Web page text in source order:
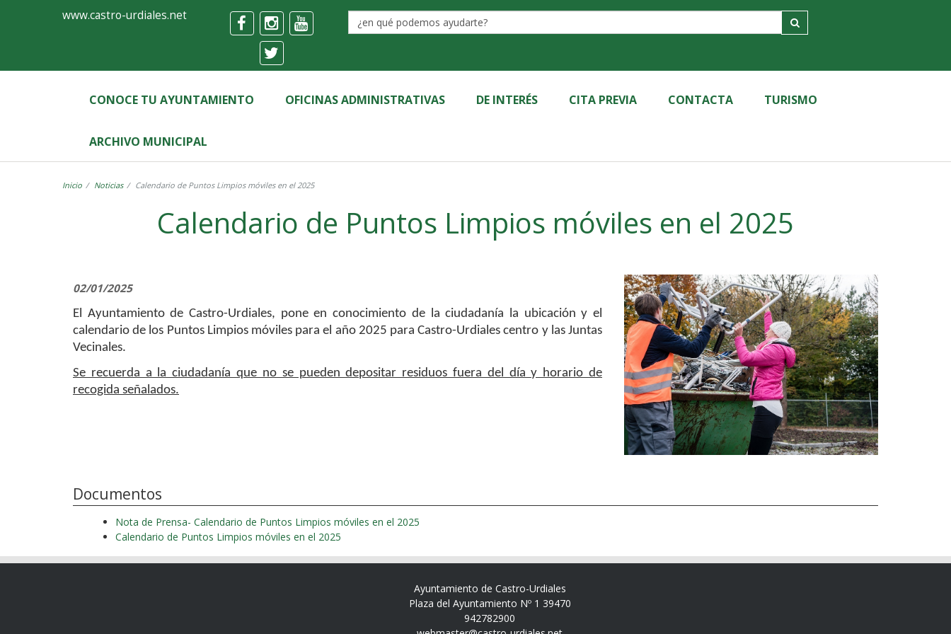
FormularioAyuntamiento
Castro-
Urdiales
www.castro-urdiales.net
CONOCE TU AYUNTAMIENTO OFICINAS ADMINISTRATIVAS DE INTERÉS CITA PREVIA CONTACTA TURISMO
ARCHIVO MUNICIPAL
Inicio Noticias Calendario de Puntos Limpios móviles en el 2025
Calendario de Puntos Limpios móviles en el 2025
02/01/2025
El Ayuntamiento de Castro-Urdiales, pone en conocimiento de la ciudadanía la ubicación y el
calendario de los Puntos Limpios móviles para el año 2025 para Castro-Urdiales centro y las Juntas
Vecinales.
Se recuerda a la ciudadanía que no se pueden depositar residuos fuera del día y horario de
recogida señalados.
Documentos
Nota de Prensa- Calendario de Puntos Limpios móviles en el 2025
Calendario de Puntos Limpios móviles en el 2025
Ayuntamiento de Castro-Urdiales
Plaza del Ayuntamiento Nº 1 39470
942782900